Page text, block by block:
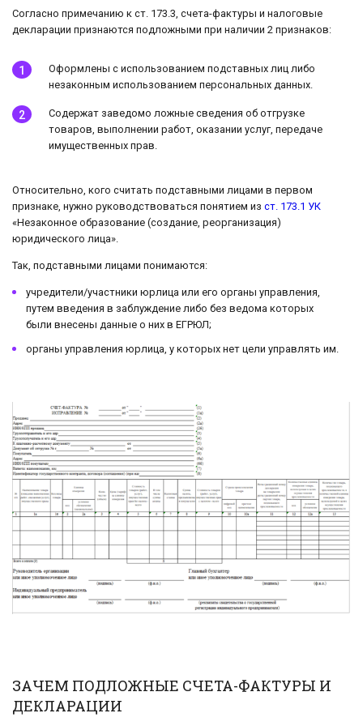
Согласно примечанию к ст. 173.3, счета-фактуры и налоговые
декларации признаются подложными при наличии 2 признаков:
Оформлены с использованием подставных лиц либо
незаконным использованием персональных данных.
Содержат заведомо ложные сведения об отгрузке
товаров, выполнении работ, оказании услуг, передаче
имущественных прав.
Относительно, кого считать подставными лицами в первом
признаке, нужно руководствоваться понятием из ст. 173.1 УК
«Незаконное образование (создание, реорганизация)
юридического лица».
Так, подставными лицами понимаются:
учредители/участники юрлица или его органы управления,
путем введения в заблуждение либо без ведома которых
были внесены данные о них в ЕГРЮЛ;
органы управления юрлица, у которых нет цели управлять им.
ЗАЧЕМ ПОДЛОЖНЫЕ СЧЕТА-ФАКТУРЫ И
ДЕКЛАРАЦИИ